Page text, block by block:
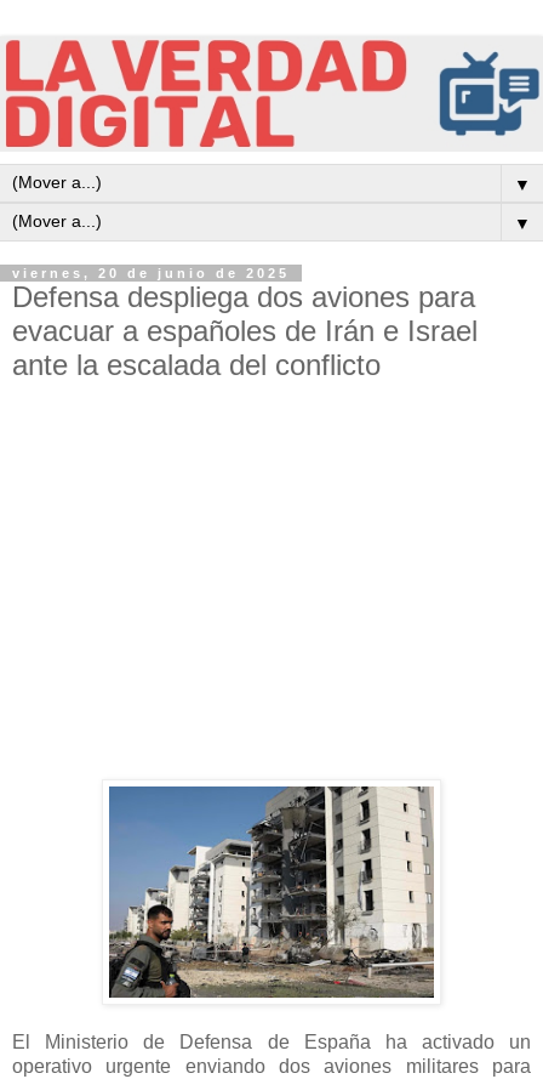
▼
▼
viernes, 20 de junio de 2025
Defensa despliega dos aviones para
evacuar a españoles de Irán e Israel
ante la escalada del conflicto
El Ministerio de Defensa de España ha activado un
operativo urgente enviando dos aviones militares para